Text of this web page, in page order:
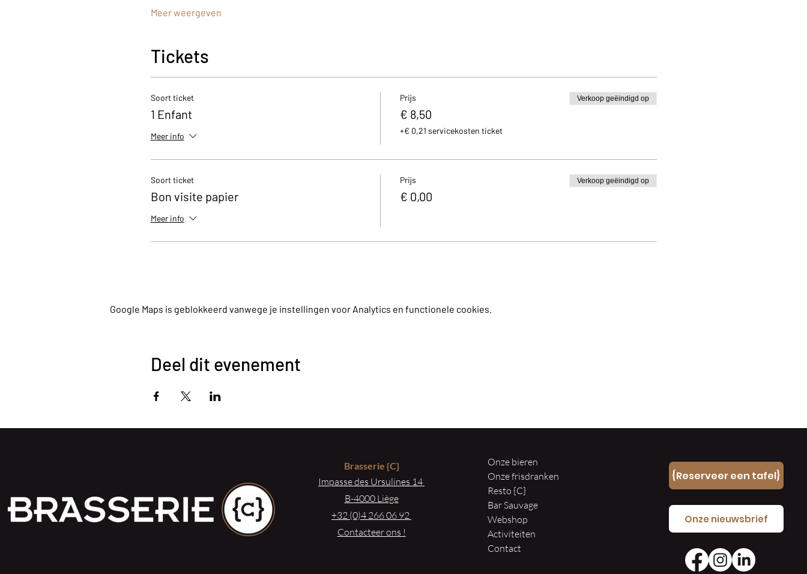
Meer weergeven
Tickets
Soort ticket
1 Enfant
Meer info
Prijs
€ 8,50
+€ 0,21 servicekosten ticket
Verkoop geëindigd op
Soort ticket
Bon visite papier
Meer info
Prijs
€ 0,00
Verkoop geëindigd op
Google Maps is geblokkeerd vanwege je instellingen voor Analytics en functionele cookies.
Deel dit evenement
Brasserie{C}
Impasse des Ursulines 14
B-4000 Liège
+32 (0)4 266 06 92
Contacteer ons !
Onze bieren
Onze frisdranken
Resto {C}
Bar Sauvage
Webshop
Activiteiten
Contact
{Reserveer een tafel}
Onze nieuwsbrief